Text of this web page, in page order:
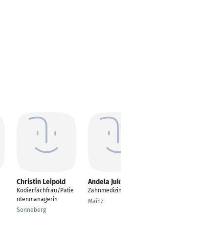
Christin Leipold
Kodierfachfrau/Patie
ntenmanagerin
Sonneberg
Andela Jukic
Zahnmedizin
Mainz